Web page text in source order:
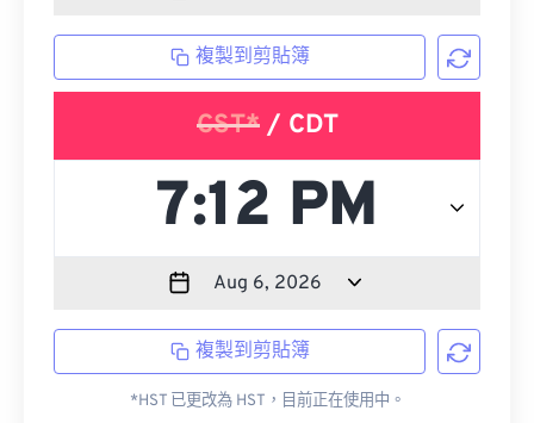
複製到剪貼簿
CST*/ CDT
複製到剪貼簿
*HST 已更改為 HST，目前正在使用中。